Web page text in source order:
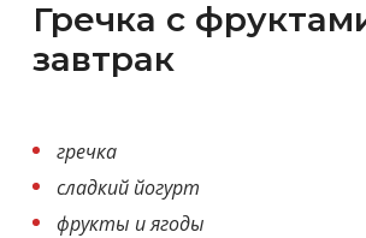
Гречка с
завтрак
гречка
сладкий йогурт
фрукты и ягоды